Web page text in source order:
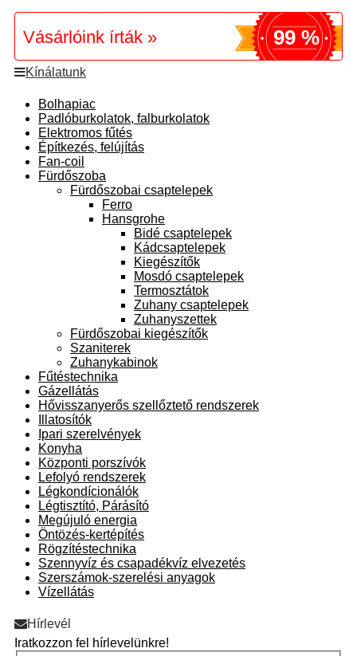
Vásárlóink írták » 99 %
Kínálatunk
Bolhapiac
Padlóburkolatok, falburkolatok
Elektromos fűtés
Építkezés, felújítás
Fan-coil
Fürdőszoba
Fürdőszobai csaptelepek
Ferro
Hansgrohe
Bidé csaptelepek
Kádcsaptelepek
Kiegészítők
Mosdó csaptelepek
Termosztátok
Zuhany csaptelepek
Zuhanyszettek
Fürdőszobai kiegészítők
Szaniterek
Zuhanykabinok
Fűtéstechnika
Gázellátás
Hővisszanyerős szellőztető rendszerek
Illatosítók
Ipari szerelvények
Konyha
Központi porszívók
Lefolyó rendszerek
Légkondícionálók
Légtisztító, Párásító
Megújuló energia
Öntözés-kertépítés
Rögzítéstechnika
Szennyvíz és csapadékvíz elvezetés
Szerszámok-szerelési anyagok
Vízellátás
Hírlevél
Iratkozzon fel hírlevelünkre!